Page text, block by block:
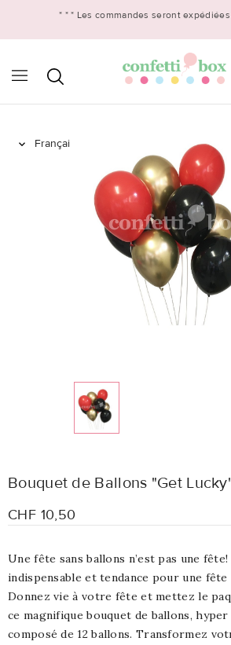
* * * Les commandes seront

Bouquet de Ballons "Get
CHF 10,50
Une fête sans ballons n’est pas une
indispensable et tendance pour une fête
Donnez vie à votre fête et mettez le
ce magnifique bouquet de ballons,
composé de 12 ballons. Transformez